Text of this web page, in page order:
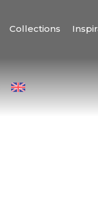
Collections